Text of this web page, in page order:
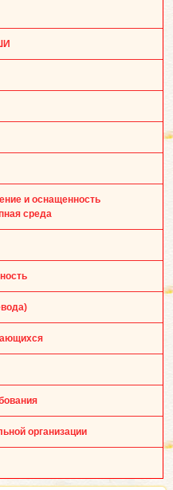
и оснащенность
среда
организации